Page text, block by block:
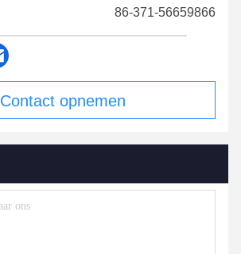
86-371-56659866
Contact opnemen